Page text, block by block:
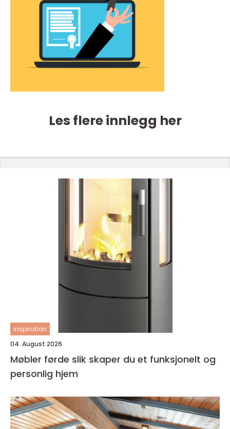
Les flere innlegg her
inspiration
04. August 2026
Møbler førde slik skaper du et funksjonelt og
personlig hjem